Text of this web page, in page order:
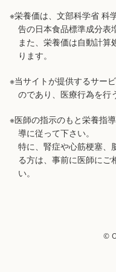
※栄養価は、文部科学省 科
告の日本食品標準成分表
また、栄養価は自動計算
ります。
※当サイトが提供するサー
のであり、医療行為を行
※医師の指示のもと栄養指
導に従って下さい。
特に、腎症や心筋梗塞、
る方は、事前に医師にご
い。
©